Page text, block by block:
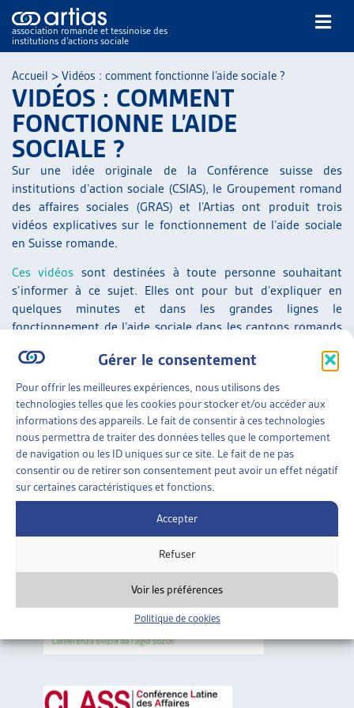
Gérer le consentement
Pour offrir les meilleures expériences, nous utilisons des
technologies telles que les cookies pour stocker et/ou accéder aux
informations des appareils. Le fait de consentir à ces technologies
nous permettra de traiter des données telles que le comportement
de navigation ou les ID uniques sur ce site. Le fait de ne pas
consentir ou de retirer son consentement peut avoir un effet négatif
sur certaines caractéristiques et fonctions.
Accepter
Refuser
Voir les préférences
Politique de cookies
association romande et tessinoise des
institutions d’actions sociale
DOSSIERS DU MOIS
RESSOURCES
THÉMATIQUES
GUIDE SOCIAL ROMAND
ARTIAS
L’ASSOCIATION
PROJETS ET ACTIVITÉS
JOURNÉES D’AUTOMNE
Accueil > Vidéos : comment fonctionne l’aide sociale ?
VIDÉOS : COMMENT
FONCTIONNE L’AIDE
SOCIALE ?
Sur une idée originale de la Conférence suisse des
institutions d’action sociale (CSIAS), le Groupement romand
des affaires sociales (GRAS) et l’Artias ont produit trois
vidéos explicatives sur le fonctionnement de l’aide sociale
en Suisse romande.
Ces vidéos sont destinées à toute personne souhaitant
s’informer à ce sujet. Elles ont pour but d’expliquer en
quelques minutes et dans les grandes lignes le
fonctionnement de l’aide sociale dans les cantons romands
La première est un résumé des grands principes de l’aide
sociale. La deuxième explique comment l’aide matérielle est
calculée. La troisième présente les droits et devoirs des
usagers et usagères de l’aide sociale.
Les vidéos existent en 14 langues – une version en langue
des signes est également à disposition pour le français et
l’allemand.
A CONSULTER SUR :
SOCIALE.CH